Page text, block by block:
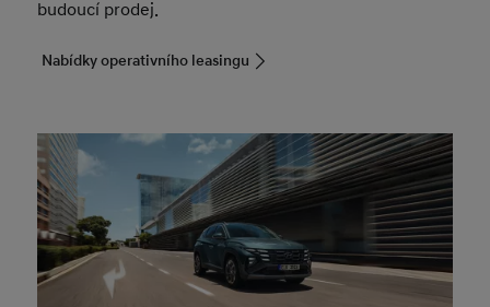
budoucí prodej.
Nabídky operativního leasingu